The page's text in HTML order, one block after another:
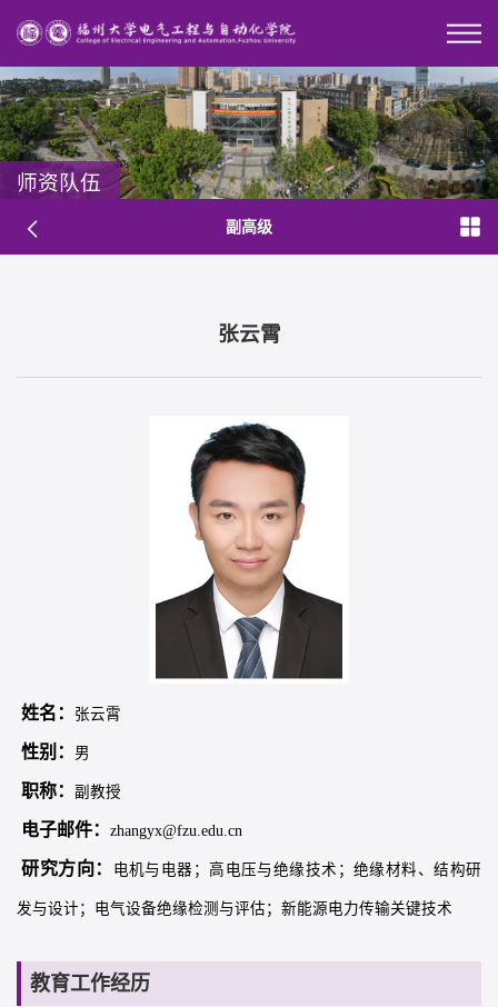
师资队伍
副高级
张云霄
姓名： 张云霄
性别： 男
职称： 副教授
电子邮件： zhangyx@fzu.edu.cn
研究方向： 电机与电器；高电压与绝缘技术；绝缘材料、结构研
发与设计；电气设备绝缘检测与评估；新能源电力传输关键技术
教育工作经历